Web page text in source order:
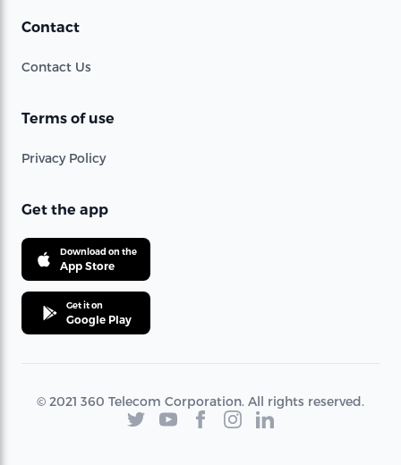
Contact
Contact Us
Terms of use
Privacy Policy
Get the app
Download on the
App Store
Get it on
Google Play
© 2021 360 Telecom Corporation. All rights reserved.